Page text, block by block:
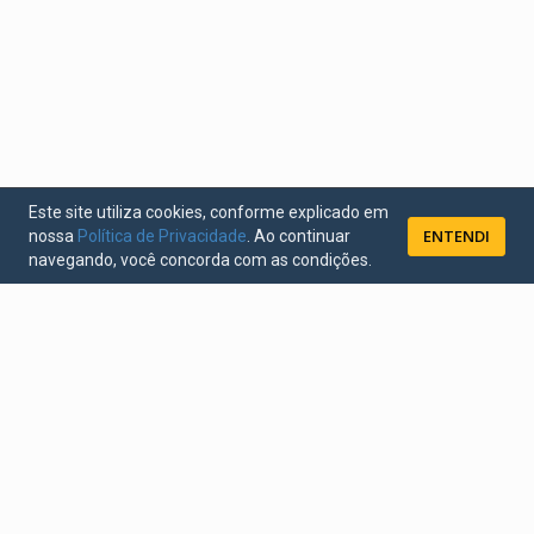
Este site utiliza cookies, conforme explicado em
nossa Política de Privacidade . Ao continuar
navegando, você concorda com as condições.
ENTENDI